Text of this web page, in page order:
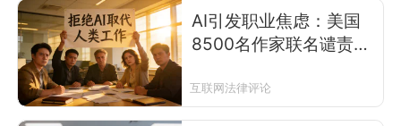
AI引发职业焦虑：美国
8500名作家联名谴责，
续
互联网法律评论